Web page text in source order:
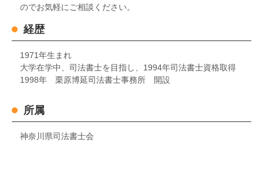
のでお気軽にご相談ください。
経歴
1971年生まれ
大学在学中、司法書士を目指し、1994年司法書士資格取得
1998年 栗原博延司法書士事務所 開設
所属
神奈川県司法書士会